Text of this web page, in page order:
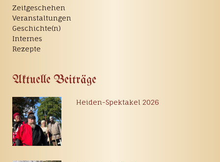
Zeitgeschehen
Veranstaltungen
Geschichte(n)
Internes
Rezepte
Aktuelle Beiträge
Heiden-Spektakel 2026